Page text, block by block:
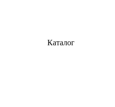
Каталог